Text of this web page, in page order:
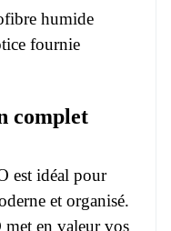
humide
fournie
complet
est idéal pour
et organisé.
en valeur vos